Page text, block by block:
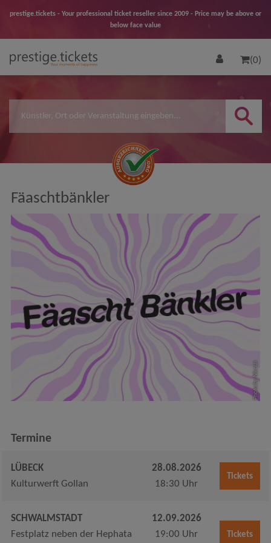
prestige.tickets - Your professional ticket reseller since 2009 - Price may be above or
below face value
(0)
Fäaschtbänkler
Photo by Nikolai
Termine
LÜBECK
Kulturwerft Gollan
28.08.2026
18:30 Uhr
Tickets
SCHWALMSTADT
Festplatz neben der Hephata
12.09.2026
19:00 Uhr
Tickets